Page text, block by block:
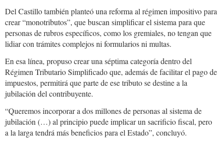
Del Castillo también planteó una reforma al régimen impositivo para
crear “monotributos”, que buscan simplificar el sistema para que
personas de rubros específicos, como los gremiales, no tengan que
lidiar con trámites complejos ni formularios ni multas.
En esa línea, propuso crear una séptima categoría dentro del
Régimen Tributario Simplificado que, además de facilitar el pago de
impuestos, permitirá que parte de ese tributo se destine a la
jubilación del contribuyente.
“Queremos incorporar a dos millones de personas al sistema de
jubilación (…) al principio puede implicar un sacrificio fiscal, pero
a la larga tendrá más beneficios para el Estado”, concluyó.